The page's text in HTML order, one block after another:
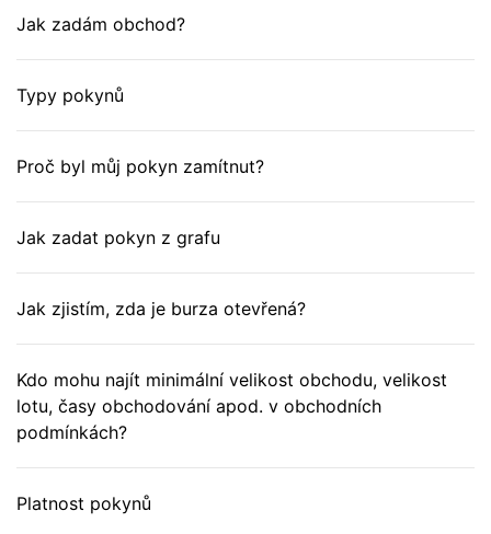
Jak zadám obchod?
Typy pokynů
Proč byl můj pokyn zamítnut?
Jak zadat pokyn z grafu
Jak zjistím, zda je burza otevřená?
Kdo mohu najít minimální velikost obchodu, velikost
lotu, časy obchodování apod. v obchodních
podmínkách?
Platnost pokynů